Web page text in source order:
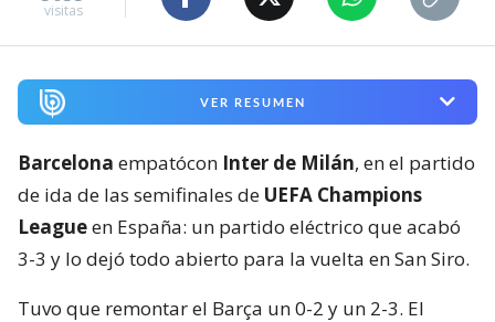
visitas
VER RESUMEN
Barcelona empatócon Inter de Milán, en el partido
de ida de las semifinales de UEFA Champions
Leagueen España: un partido eléctrico que acabó
3-3 y lo dejó todo abierto para la vuelta en San Siro.
Tuvo que remontar el Barça un 0-2 y un 2-3. El